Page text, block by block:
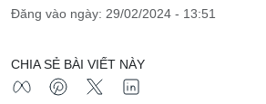
Đăng vào ngày: 29/02/2024 - 13:51
CHIA SẺ BÀI VIẾT NÀY